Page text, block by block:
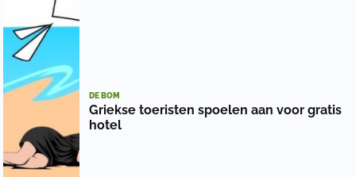
DE BOM
Griekse toeristen spoelen aan voor gratis
hotel